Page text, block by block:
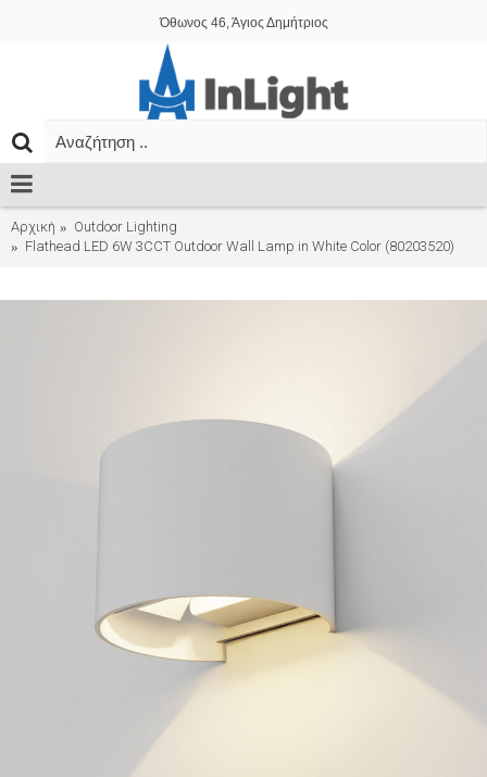
Όθωνος 46, Άγιος Δημήτριος
Αρχική
Outdoor Lighting
Flathead LED 6W 3CCT Outdoor Wall Lamp in White Color (80203520)